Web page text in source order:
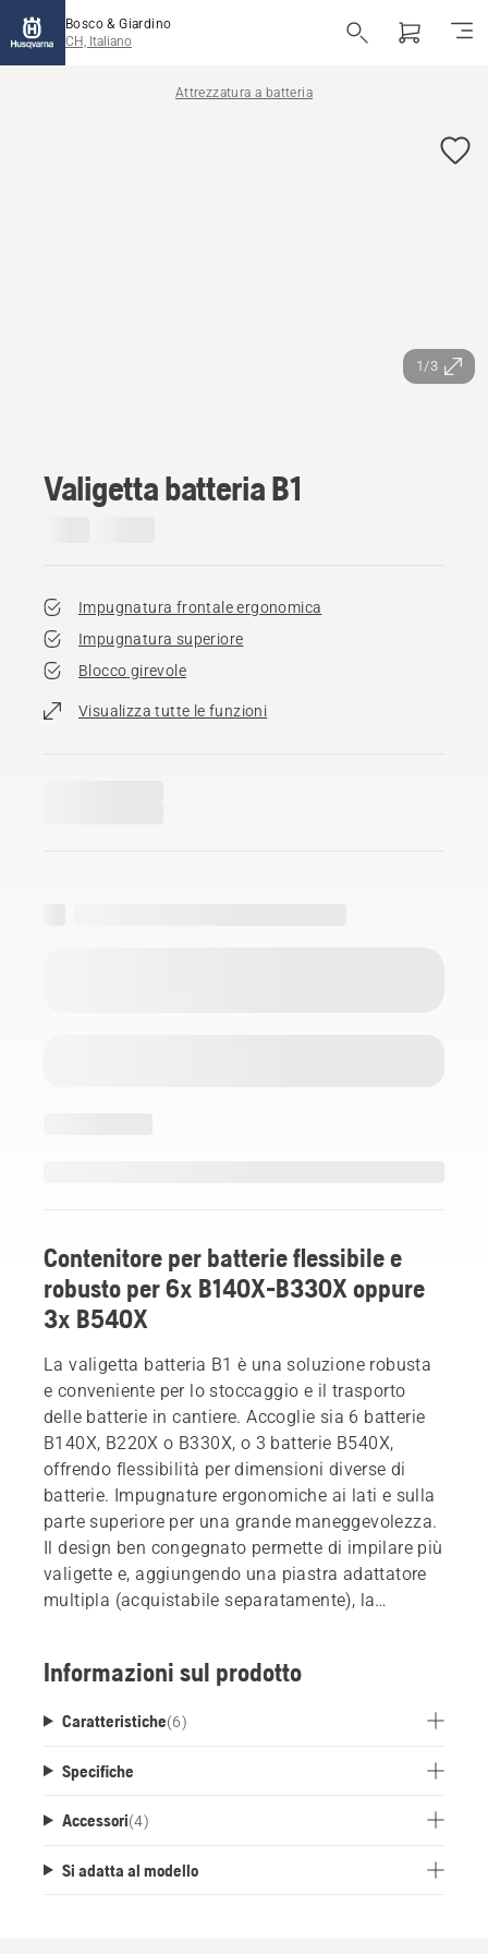
Bosco & Giardino
CH, Italiano
Attrezzatura a batteria
1/3
Valigetta batteria B1
Impugnatura frontale ergonomica
Impugnatura superiore
Blocco girevole
Visualizza tutte le funzioni
Contenitore per batterie flessibile e
robusto per 6x B140X-B330X oppure
3x B540X
La valigetta batteria B1 è una soluzione robusta
e conveniente per lo stoccaggio e il trasporto
delle batterie in cantiere. Accoglie sia 6 batterie
B140X, B220X o B330X, o 3 batterie B540X,
offrendo flessibilità per dimensioni diverse di
batterie. Impugnature ergonomiche ai lati e sulla
parte superiore per una grande maneggevolezza.
Il design ben congegnato permette di impilare più
valigette e, aggiungendo una piastra adattatore
multipla (acquistabile separatamente), la
Informazioni sul prodotto
Caratteristiche(6)
Specifiche
Accessori(4)
Si adatta al modello